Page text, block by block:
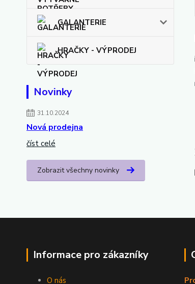
GALANTERIE
HRAČKY - VÝPRODEJ
Novinky
31.10.2024
Nová prodejna
číst celé
Zobrazit všechny novinky
Informace pro zákazníky
O nás